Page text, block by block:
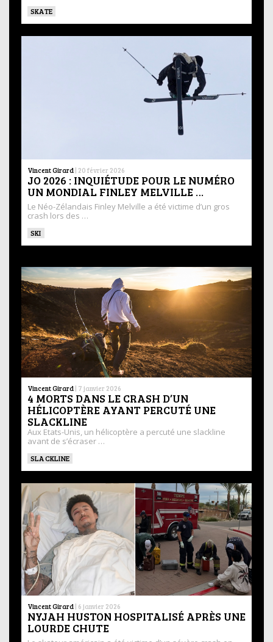
SKATE
Vincent Girard | 20 février 2026
JO 2026 : INQUIÉTUDE POUR LE NUMÉRO
UN MONDIAL FINLEY MELVILLE …
Le Néo-Zélandais Finley Melville a été victime d’un gros
crash lors des …
SKI
Vincent Girard | 7 janvier 2026
4 MORTS DANS LE CRASH D’UN
HÉLICOPTÈRE AYANT PERCUTÉ UNE
SLACKLINE
Aux Etats-Unis, un hélicoptère a percuté une slackline
avant de s’écraser …
SLACKLINE
Vincent Girard | 6 janvier 2026
NYJAH HUSTON HOSPITALISÉ APRÈS UNE
LOURDE CHUTE